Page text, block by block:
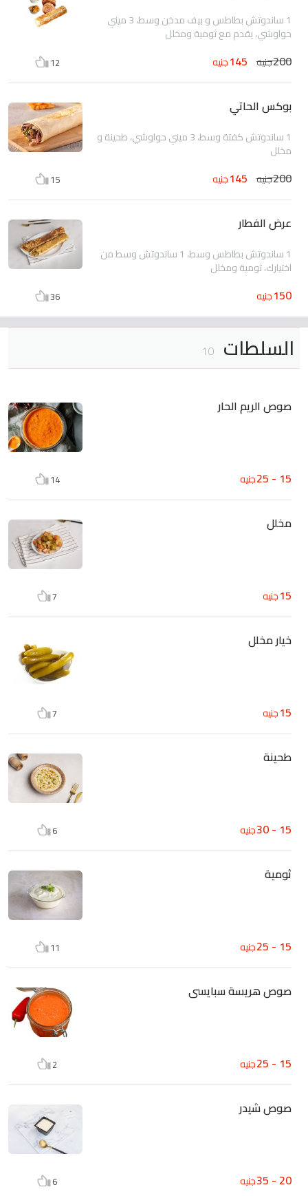
1 ساندوتش بطاطس و بيف مدخن وسط، 3 ميني
حواوشي، يقدم مع ثومية ومخلل
200جنيه 145جنيه 12
بوكس الحاتي
1 ساندوتش كفتة وسط، 3 ميني حواوشي، طحينة و
مخلل
200جنيه 145جنيه 15
عرض الفطار
1 ساندوتش بطاطس وسط، 1 ساندوتش وسط من
اختيارك، ثومية ومخلل
150جنيه 36
السلطات 10
صوص الريم الحار
15 - 25 جنيه 14
مخلل
15جنيه 7
خيار مخلل
15جنيه 7
طحينة
15 - 30 جنيه 6
ثومية
15 - 25 جنيه 11
صوص هريسة سبايسى
15 - 25 جنيه 2
صوص شيدر
20 - 35 جنيه 6